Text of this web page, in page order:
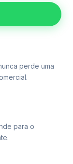
perde uma
para o